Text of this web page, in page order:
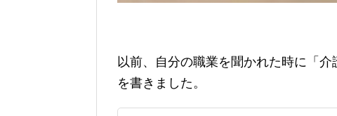
以前、自分の職業を聞かれた時に「
を書きました。